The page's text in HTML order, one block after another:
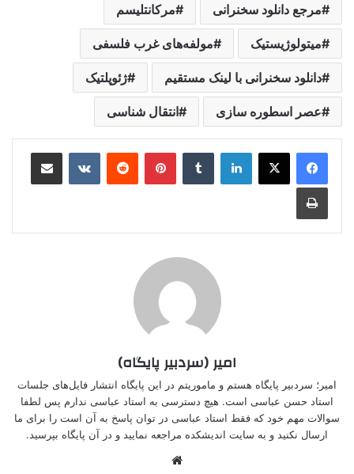
مرجع دانلود سخنرانی مرکانتلیسم
میتولوژیستیک مولفه‌های غرب فلسفی
دانلود سخنرانی با لینک مستقیم ژئوپلتیک
عصر اسطوره سازی انتقال شناسی
لینکدین ‫تامبلر ‫پین‌ترست‫رددیت ‫VKontakteاشتراک گذاری از طریق ایمیل
چاپ
امیر (سردبیر پایگاه)
امیر؛ سردبیر پایگاه هستم و ماموریتم در این پایگاه انتشار فایل‌های جلسات
استاد حسن عباسی است. هیچ دسترسی به استاد عباسی ندارم پس لطفا
سوالات مهم خود که فقط استاد عباسی در توان پاسخ به آن است را برای ما
ارسال نکنید و به سایت اندیشکده مراجعه نمایید و در آن پایگاه بپرسید.